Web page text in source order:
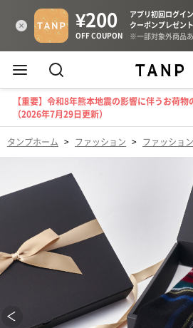
【重要】令和8年熊本地震の影響に伴うお荷
（2026年7月29日更新）
タンプホーム > ファッション > ファッショ